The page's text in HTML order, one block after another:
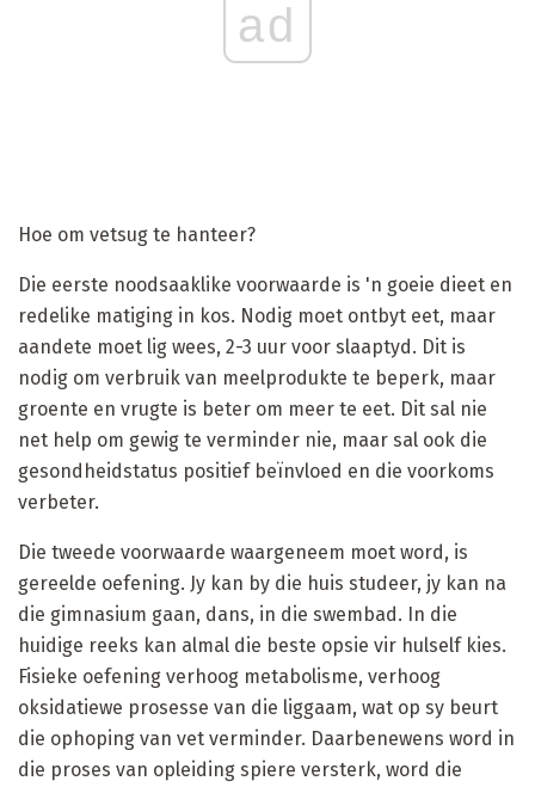
ad
Hoe om vetsug te hanteer?
Die eerste noodsaaklike voorwaarde is 'n goeie dieet en
redelike matiging in kos. Nodig moet ontbyt eet, maar
aandete moet lig wees, 2-3 uur voor slaaptyd. Dit is
nodig om verbruik van meelprodukte te beperk, maar
groente en vrugte is beter om meer te eet. Dit sal nie
net help om gewig te verminder nie, maar sal ook die
gesondheidstatus positief beïnvloed en die voorkoms
verbeter.
Die tweede voorwaarde waargeneem moet word, is
gereelde oefening. Jy kan by die huis studeer, jy kan na
die gimnasium gaan, dans, in die swembad. In die
huidige reeks kan almal die beste opsie vir hulself kies.
Fisieke oefening verhoog metabolisme, verhoog
oksidatiewe prosesse van die liggaam, wat op sy beurt
die ophoping van vet verminder. Daarbenewens word in
die proses van opleiding spiere versterk, word die